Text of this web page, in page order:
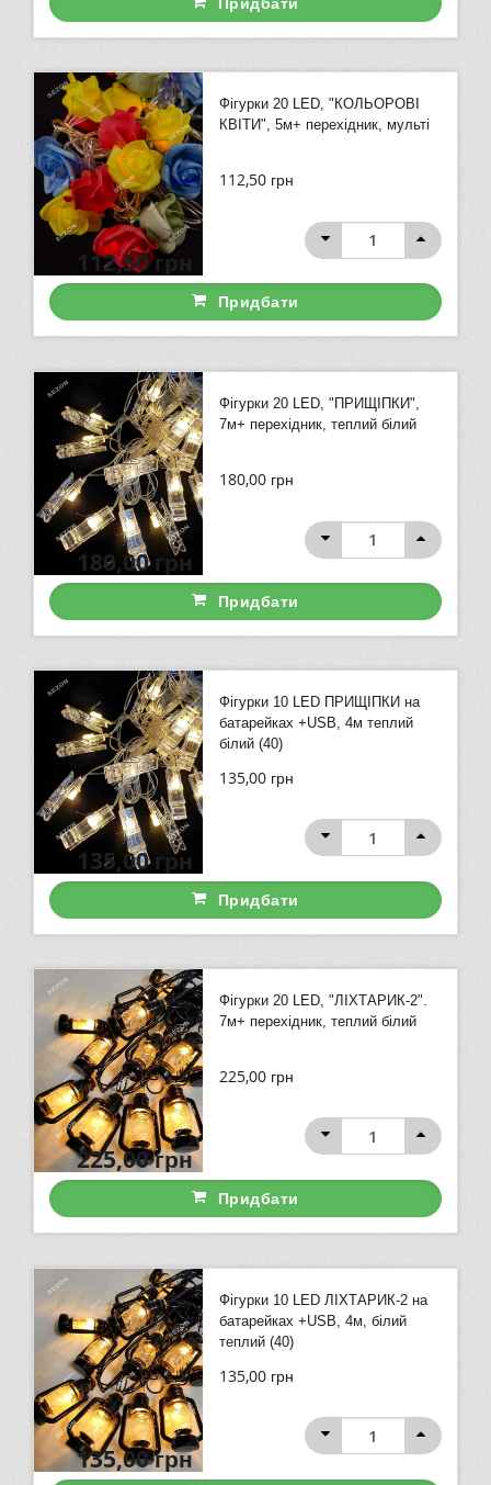
Фігурки 20 LED, "КОЛЬОРОВІ
КВІТИ", 5м+ перехідник, мульті
112,50 грн
112,50грн
Придбати
Фігурки 20 LED, "ПРИЩІПКИ",
7м+ перехідник, теплий білий
180,00 грн
180,00грн
Придбати
Фігурки 10 LED ПРИЩІПКИ на
батарейках +USB, 4м теплий
білий (40)
135,00 грн
135,00грн
Придбати
Фігурки 20 LED, "ЛІХТАРИК-2".
7м+ перехідник, теплий білий
225,00 грн
225,00грн
Придбати
Фігурки 10 LED ЛІХТАРИК-2 на
батарейках +USB, 4м, білий
теплий (40)
135,00 грн
135,00грн